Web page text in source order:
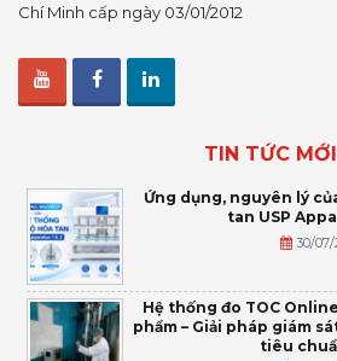
Chí Minh cấp ngày 03/01/2012
TIN TỨC MỚI
Ứng dụng, nguyên lý
tan USP
30/07/
Hệ thống đo TOC
phẩm – Giải pháp giám
tiêu